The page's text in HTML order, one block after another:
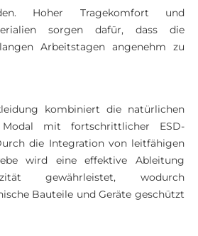
Hoher Tragekomfort und
sorgen dafür, dass die
Arbeitstagen angenehm zu
kombiniert die natürlichen
Modal mit fortschrittlicher ESD-
die Integration von leitfähigen
wird eine effektive Ableitung
gewährleistet, wodurch
Bauteile und Geräte geschützt